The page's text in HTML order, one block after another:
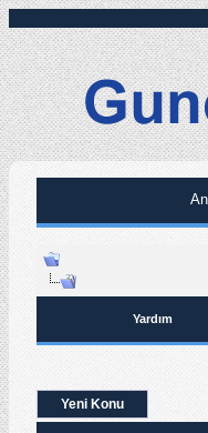
Yardım
Yeni Konu